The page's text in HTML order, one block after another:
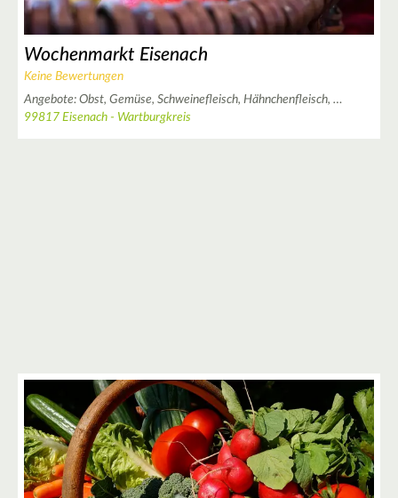
Wochenmarkt Eisenach
Keine Bewertungen
Angebote: Obst, Gemüse, Schweinefleisch, Hähnchenfleisch, …
99817 Eisenach - Wartburgkreis
2 4
10